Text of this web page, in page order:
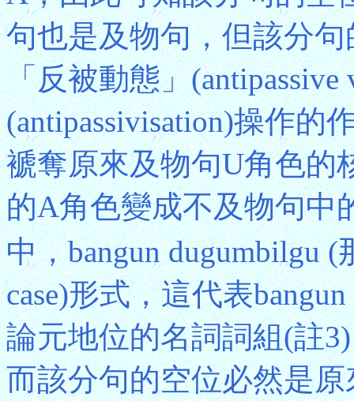
句也是及物句，但該分句
「反被動態」(antipassive
(antipassivisation)操作的
褫奪原來及物句U角色的
的A角色變成不及物句中
中，bangun dugumbilgu
case)形式，這代表
論元地位的名詞詞組(註
而該分句的空位必然是